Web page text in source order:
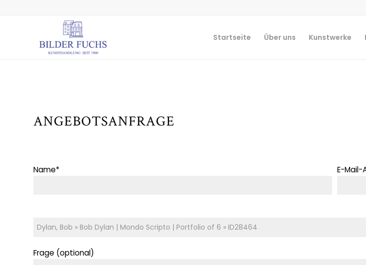
Startseite Über uns Kunstwerke
ANGEBOTSANFRAGE
Name* E-Mail-
Frage (optional)